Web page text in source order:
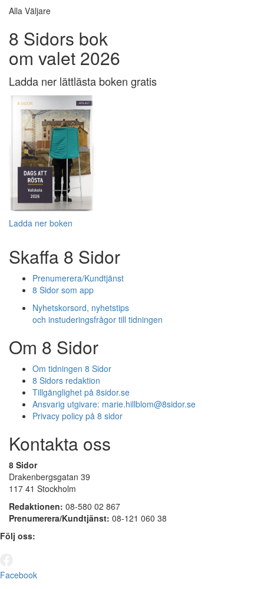
Alla Väljare
8 Sidors bok
om valet 2026
Ladda ner lättlästa boken gratis
Ladda ner boken
Skaffa 8 Sidor
Prenumerera/Kundtjänst
8 Sidor som app
Nyhetskorsord, nyhetstips
och instuderingsfrågor till tidningen
Om 8 Sidor
Om tidningen 8 Sidor
8 Sidors redaktion
Tillgänglighet på 8sidor.se
Ansvarig utgivare: marie.hillblom@8sidor.se
Privacy policy på 8 sidor
Kontakta oss
8 Sidor
Drakenbergsgatan 39
117 41 Stockholm
Redaktionen: 08-580 02 867
Prenumerera/Kundtjänst: 08-121 060 38
Följ oss:
Facebook